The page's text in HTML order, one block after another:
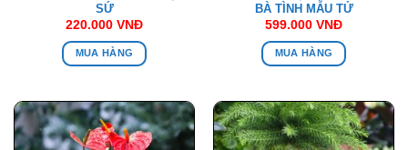
SỨ
220.000 VNĐ
MUA HÀNG
BÀ TÌNH MẪU TỬ
599.000 VNĐ
MUA HÀNG